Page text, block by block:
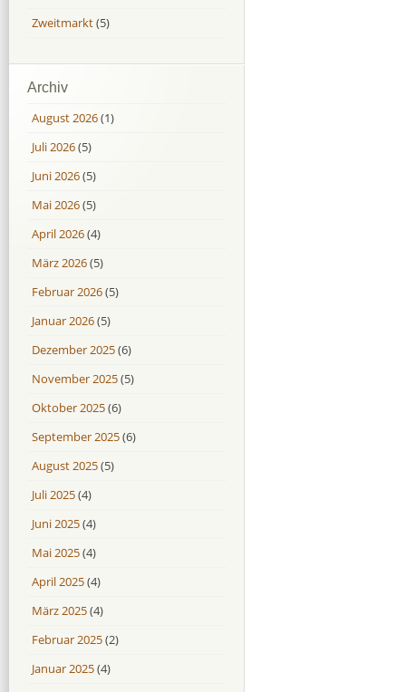
Zweitmarkt(5)
Archiv
August 2026(1)
Juli 2026(5)
Juni 2026(5)
Mai 2026(5)
April 2026(4)
März 2026(5)
Februar 2026(5)
Januar 2026(5)
Dezember 2025(6)
November 2025(5)
Oktober 2025(6)
September 2025(6)
August 2025(5)
Juli 2025(4)
Juni 2025(4)
Mai 2025(4)
April 2025(4)
März 2025(4)
Februar 2025(2)
Januar 2025(4)